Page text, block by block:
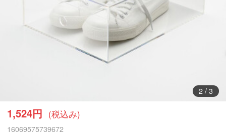
2/ 3
1,524円 (税込み)
16069575739672